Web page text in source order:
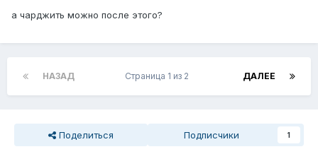
а чарджить можно после этого?
НАЗАД ДАЛЕЕ
Страница 1 из 2
Поделиться Подписчики 1